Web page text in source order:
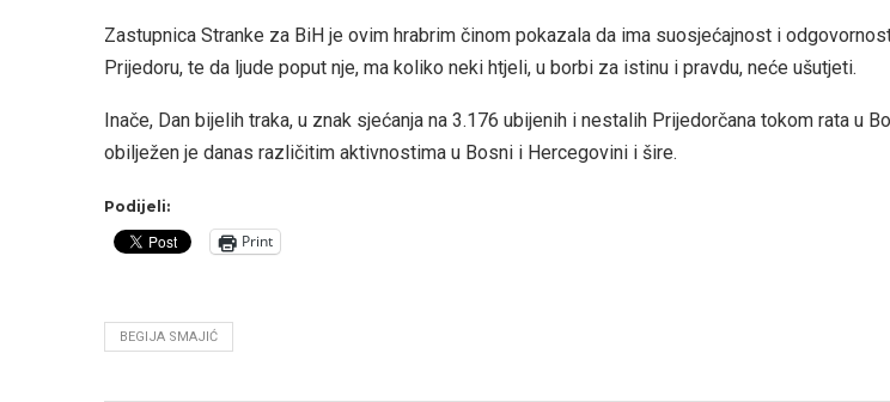
Zastupnica Stranke za BiH je ovim hrabrim činom pokazala da ima suosjećajnost i
Prijedoru, te da ljude poput nje, ma koliko neki htjeli, u borbi za istinu i pravdu, neće ušutjeti.
Inače, Dan bijelih traka, u znak sjećanja na 3.176 ubijenih i nestalih Prijedorčana tokom rata u
obilježen je danas različitim aktivnostima u Bosni i Hercegovini i šire.
Podijeli:
Print
BEGIJA SMAJIĆ